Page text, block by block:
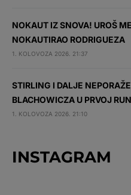
NOKAUT IZ SNOVA! UROŠ
NOKAUTIRAO RODRIGUEZA
1. KOLOVOZA 2026. 21:37
STIRLING I DALJE
BLACHOWICZA U PRVOJ
1. KOLOVOZA 2026. 21:10
INSTAGRAM